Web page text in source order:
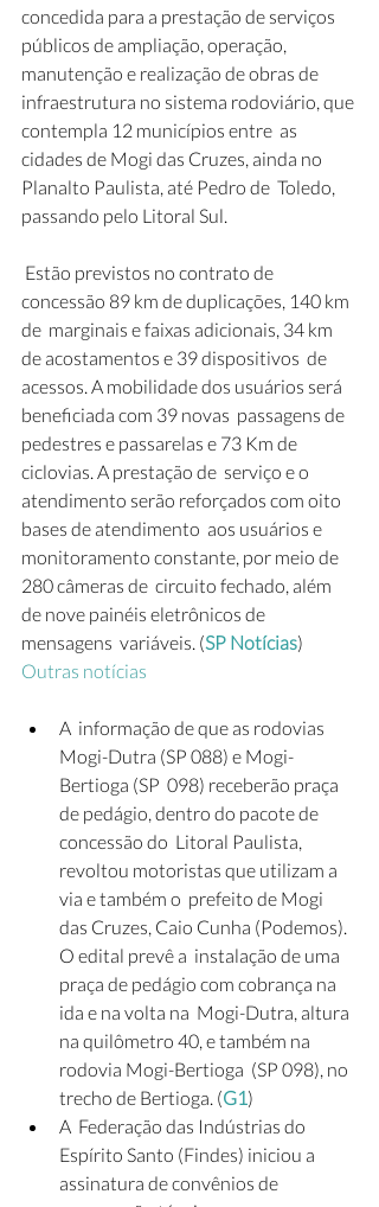
concedida para a prestação de serviços
públicos de ampliação, operação,
manutenção e realização de obras de
infraestrutura no sistema rodoviário, que
contempla 12 municípios entre  as
cidades de Mogi das Cruzes, ainda no
Planalto Paulista, até Pedro de  Toledo,
passando pelo Litoral Sul.
concessão 89 km de duplicações, 140 km
de  marginais e faixas adicionais, 34 km
de acostamentos e 39 dispositivos  de
acessos. A mobilidade dos usuários será
beneficiada com 39 novas  passagens de
pedestres e passarelas e 73 Km de
ciclovias. A prestação de  serviço e o
atendimento serão reforçados com oito
bases de atendimento  aos usuários e
monitoramento constante, por meio de
280 câmeras de  circuito fechado, além
de nove painéis eletrônicos de
mensagens  variáveis. (SP Notícias)
Outras notícias
A  informação de que as rodovias
Mogi-Dutra (SP 088) e Mogi-
Bertioga (SP  098) receberão praça
de pedágio, dentro do pacote de
concessão do  Litoral Paulista,
revoltou motoristas que utilizam a
via e também o  prefeito de Mogi
das Cruzes, Caio Cunha (Podemos).
O edital prevê a  instalação de uma
praça de pedágio com cobrança na
ida e na volta na  Mogi-Dutra, altura
na quilômetro 40, e também na
rodovia Mogi-Bertioga  (SP 098), no
trecho de Bertioga. (G1)
A  Federação das Indústrias do
Espírito Santo (Findes) iniciou a
assinatura de convênios de